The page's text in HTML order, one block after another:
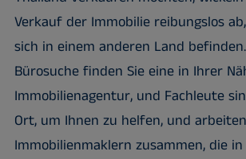
Verkauf der Immobilie reibungslos
sich in einem anderen Land
Bürosuche finden Sie eine in Ihrer
Immobilienagentur, und Fachleute
Ort, um Ihnen zu helfen, und
Immobilienmaklern zusammen, die